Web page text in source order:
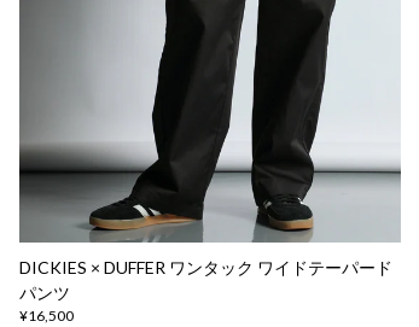
DICKIES × DUFFER ワンタック ワイドテーパード
パンツ
¥16,500